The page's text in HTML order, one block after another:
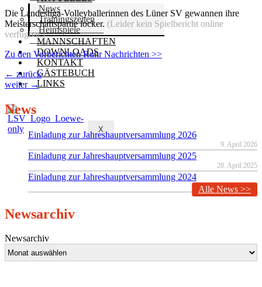
News
Trainingszeiten
Heimspiele
MANNSCHAFTEN
DOWNLOADS
KONTAKT
GÄSTEBUCH
LINKS
X
Die Landesliga-Volleyballerinnen des Lüner SV gewannen ihre
Meisterschaftspartie locker. (Leider kein Spielbericht online
verfügbar.)
Zu den Vorberichten Ruhr Nachrichten >>
← zurück
weiter →
News
Einladung zur Jahreshauptversammlung 2026
9. April 2026
Einladung zur Jahreshauptversammlung 2025
28. April 2025
Einladung zur Jahreshauptversammlung 2024
19. März 2024
Alle News >>
Newsarchiv
Newsarchiv